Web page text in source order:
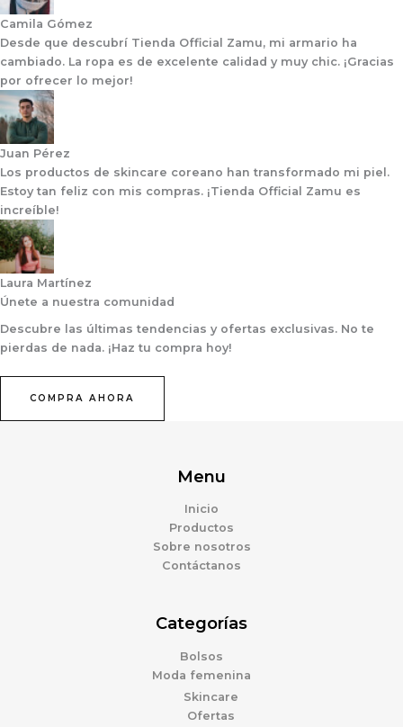
Camila Gómez
Desde que descubrí Tienda Official Zamu, mi armario ha
cambiado. La ropa es de excelente calidad y muy chic. ¡Gracias
por ofrecer lo mejor!
Juan Pérez
Los productos de skincare coreano han transformado mi piel.
Estoy tan feliz con mis compras. ¡Tienda Official Zamu es
increíble!
Laura Martínez
Únete a nuestra comunidad
Descubre las últimas tendencias y ofertas exclusivas. No te
pierdas de nada. ¡Haz tu compra hoy!
COMPRA AHORA
Menu
Inicio
Productos
Sobre nosotros
Contáctanos
Categorías
Bolsos
Moda femenina
Skincare
Ofertas